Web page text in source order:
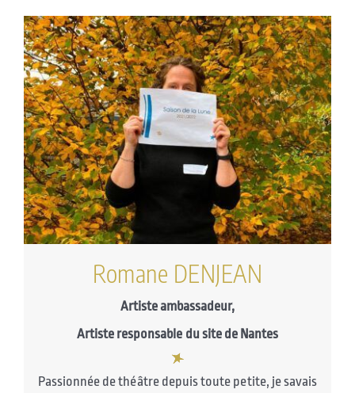
Romane DENJEAN
Artiste ambassadeur,
Artiste responsable du site de Nantes
Passionnée de théâtre depuis toute petite, je savais